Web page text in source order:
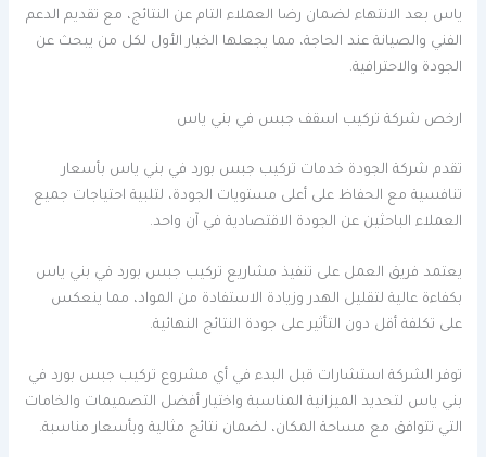
ياس بعد الانتهاء لضمان رضا العملاء التام عن النتائج، مع تقديم الدعم
الفني والصيانة عند الحاجة، مما يجعلها الخيار الأول لكل من يبحث عن
الجودة والاحترافية.
ارخص شركة تركيب اسقف جبس في بني ياس
تقدم شركة الجودة خدمات تركيب جبس بورد في بني ياس بأسعار
تنافسية مع الحفاظ على أعلى مستويات الجودة، لتلبية احتياجات جميع
العملاء الباحثين عن الجودة الاقتصادية في آن واحد.
يعتمد فريق العمل على تنفيذ مشاريع تركيب جبس بورد في بني ياس
بكفاءة عالية لتقليل الهدر وزيادة الاستفادة من المواد، مما ينعكس
على تكلفة أقل دون التأثير على جودة النتائج النهائية.
توفر الشركة استشارات قبل البدء في أي مشروع تركيب جبس بورد في
بني ياس لتحديد الميزانية المناسبة واختيار أفضل التصميمات والخامات
التي تتوافق مع مساحة المكان، لضمان نتائج مثالية وبأسعار مناسبة.